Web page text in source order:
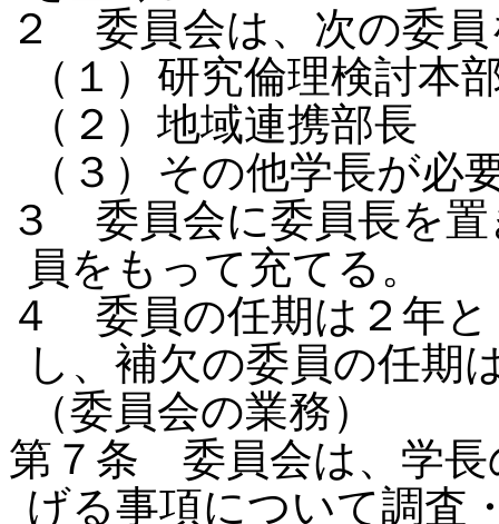
２ 委員会は、次の委
（１）研究倫理検討本
（２）地域連携部長
（３）その他学長が
３ 委員会に委員長を置
員をもって充てる。
４ 委員の任期は２年
し、補欠の委員の任期
（委員会の業務）
第７条 委員会は、学長
げる事項について調査